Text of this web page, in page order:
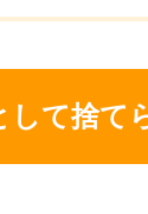
て捨て